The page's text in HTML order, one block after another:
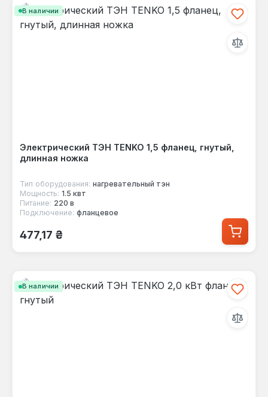
В наличии
Электрический ТЭН TENKO 1,5 фланец, гнутый,
длинная ножка
Тип оборудования: нагревательный тэн
Мощность: 1.5 квт
Питание: 220 в
Подключение: фланцевое
Обычная цена:
477,17 ₴
В наличии